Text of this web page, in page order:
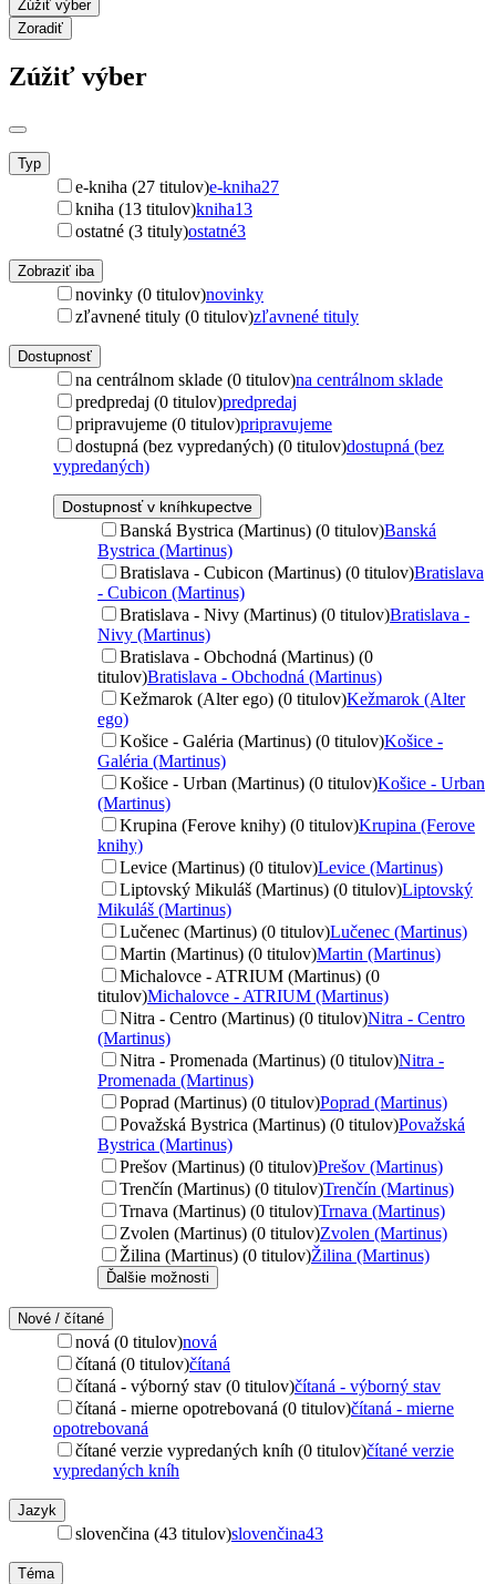
Zúžiť výber
Zoradiť
Zúžiť výber
Typ
e-kniha (27 titulov)e-kniha27
kniha (13 titulov)kniha13
ostatné (3 tituly)ostatné3
Zobraziť iba
novinky (0 titulov)novinky
zľavnené tituly (0 titulov)zľavnené tituly
Dostupnosť
na centrálnom sklade (0 titulov)na centrálnom sklade
predpredaj (0 titulov)predpredaj
pripravujeme (0 titulov)pripravujeme
dostupná (bez vypredaných) (0 titulov)dostupná (bez
vypredaných)
Dostupnosť v kníhkupectve
Banská Bystrica (Martinus) (0 titulov)Banská
Bystrica (Martinus)
Bratislava - Cubicon (Martinus) (0 titulov)Bratislava
- Cubicon (Martinus)
Bratislava - Nivy (Martinus) (0 titulov)Bratislava -
Nivy (Martinus)
Bratislava - Obchodná (Martinus) (0
titulov)Bratislava - Obchodná (Martinus)
Kežmarok (Alter ego) (0 titulov)Kežmarok (Alter
ego)
Košice - Galéria (Martinus) (0 titulov)Košice -
Galéria (Martinus)
Košice - Urban (Martinus) (0 titulov)Košice - Urban
(Martinus)
Krupina (Ferove knihy) (0 titulov)Krupina (Ferove
knihy)
Levice (Martinus) (0 titulov)Levice (Martinus)
Liptovský Mikuláš (Martinus) (0 titulov)Liptovský
Mikuláš (Martinus)
Lučenec (Martinus) (0 titulov)Lučenec (Martinus)
Martin (Martinus) (0 titulov)Martin (Martinus)
Michalovce - ATRIUM (Martinus) (0
titulov)Michalovce - ATRIUM (Martinus)
Nitra - Centro (Martinus) (0 titulov)Nitra - Centro
(Martinus)
Nitra - Promenada (Martinus) (0 titulov)Nitra -
Promenada (Martinus)
Poprad (Martinus) (0 titulov)Poprad (Martinus)
Považská Bystrica (Martinus) (0 titulov)Považská
Bystrica (Martinus)
Prešov (Martinus) (0 titulov)Prešov (Martinus)
Trenčín (Martinus) (0 titulov)Trenčín (Martinus)
Trnava (Martinus) (0 titulov)Trnava (Martinus)
Zvolen (Martinus) (0 titulov)Zvolen (Martinus)
Žilina (Martinus) (0 titulov)Žilina (Martinus)
Ďalšie možnosti
Nové / čítané
nová (0 titulov)nová
čítaná (0 titulov)čítaná
čítaná - výborný stav (0 titulov)čítaná - výborný stav
čítaná - mierne opotrebovaná (0 titulov)čítaná - mierne
opotrebovaná
čítané verzie vypredaných kníh (0 titulov)čítané verzie
vypredaných kníh
Jazyk
slovenčina (43 titulov)slovenčina43
Téma